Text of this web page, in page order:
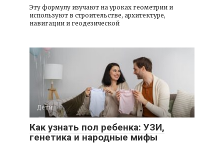
Эту формулу изучают на уроках геометрии и
используют в строительстве, архитектуре,
навигации и геодезической
Дети
Как узнать пол ребенка: УЗИ,
генетика и народные мифы